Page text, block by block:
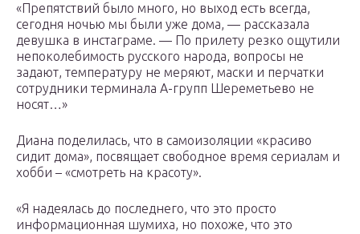
«Препятствий было много, но выход есть всегда,
сегодня ночью мы были уже дома, — рассказала
девушка в инстаграме. — По прилету резко ощутили
непоколебимость русского народа, вопросы не
задают, температуру не меряют, маски и перчатки
сотрудники терминала А-групп Шереметьево не
носят…»
Диана поделилась, что в самоизоляции «красиво
сидит дома», посвящает свободное время сериалам и
хобби – «смотреть на красоту».
«Я надеялась до последнего, что это просто
информационная шумиха, но похоже, что это